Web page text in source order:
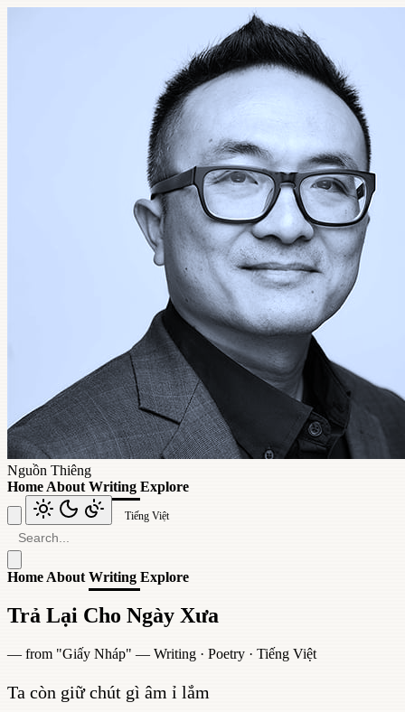
Nguồn Thiêng
Home About Writing Explore
Tiếng Việt
Home About Writing Explore
Trả Lại Cho Ngày Xưa
— from "Giấy Nháp" —Writing · Poetry · Tiếng Việt
Ta còn giữ chút gì âm ỉ lắm